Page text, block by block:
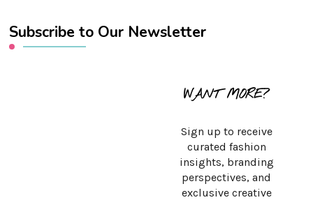
Subscribe to Our Newsletter
WANT MORE?
Sign up to receive
curated fashion
insights, branding
perspectives, and
exclusive creative